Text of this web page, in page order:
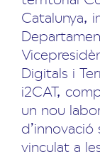
Catalunya,
Digitals i
i2CAT,
un nou
vinculat a